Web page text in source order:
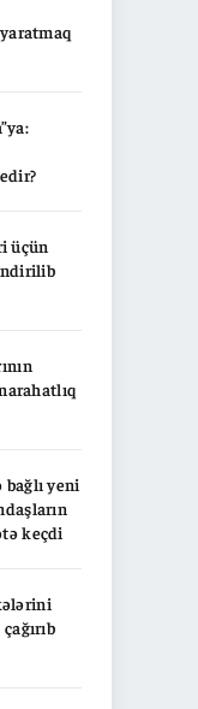
üçün
yeni
keçdi